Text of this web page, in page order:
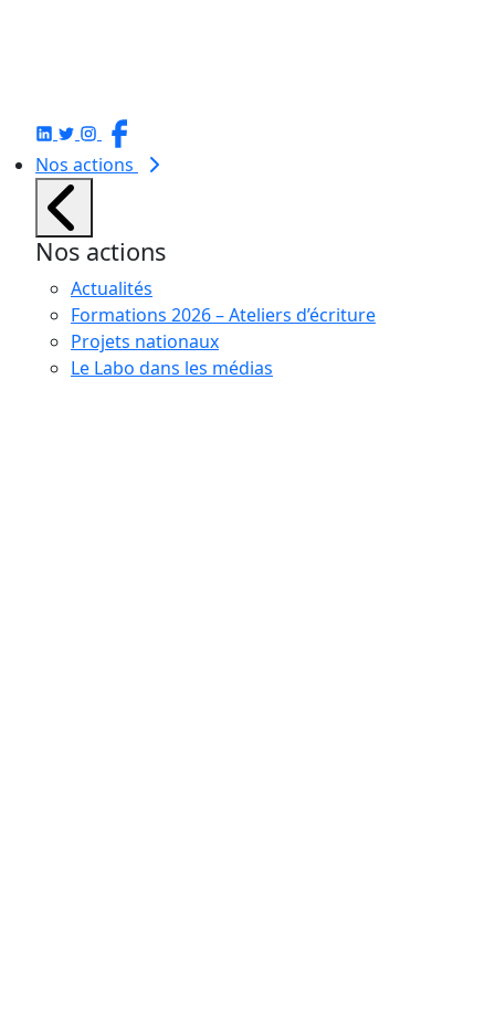
Nos actions
Nos actions
Actualités
Formations 2026 – Ateliers d’écriture
Projets nationaux
Le Labo dans les médias